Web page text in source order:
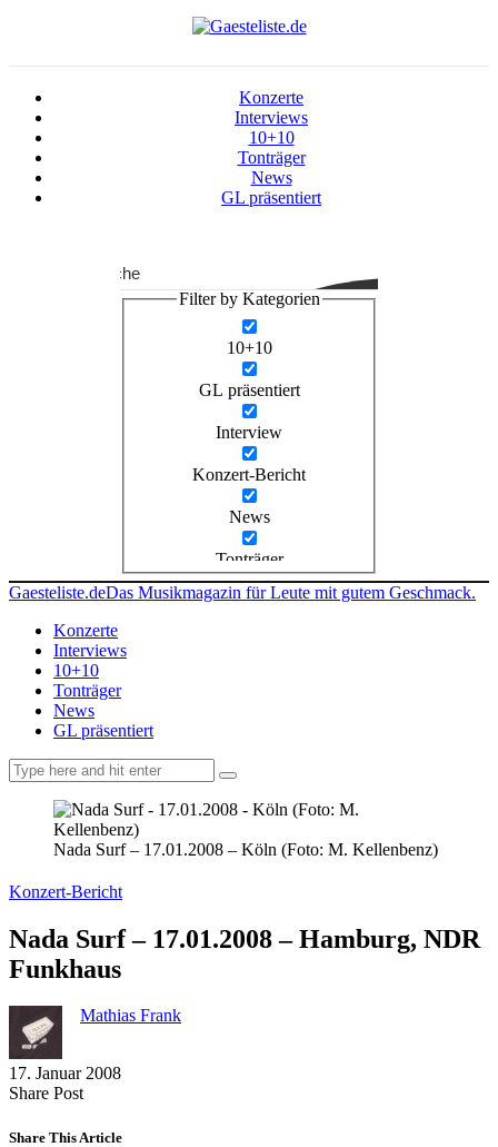
Konzerte
Interviews
10+10
Tonträger
News
GL präsentiert
Suche
Filter by Kategorien
10+10
GL präsentiert
Interview
Konzert-Bericht
News
Tonträger
Gaesteliste.deDas Musikmagazin für Leute mit gutem Geschmack.
Konzerte
Interviews
10+10
Tonträger
News
GL präsentiert
Nada Surf – 17.01.2008 – Köln (Foto: M. Kellenbenz)
Konzert-Bericht
Nada Surf – 17.01.2008 – Hamburg, NDR
Funkhaus
Mathias Frank
17. Januar 2008
Share PostShare
Facebook
Copy
to
Send
via
Share This Article